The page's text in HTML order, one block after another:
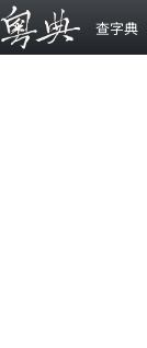
查字典